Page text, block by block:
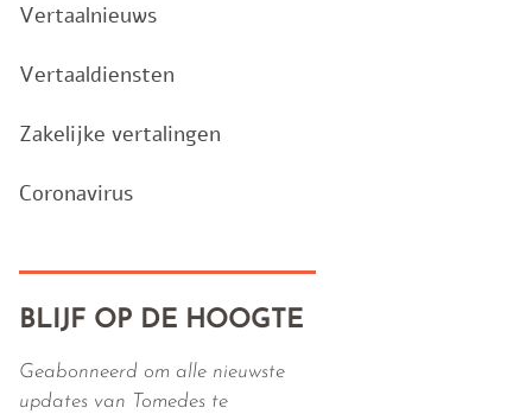
Vertaalnieuws
Vertaaldiensten
Zakelijke vertalingen
Coronavirus
BLIJF OP DE HOOGTE
Geabonneerd om alle nieuwste
updates van Tomedes te